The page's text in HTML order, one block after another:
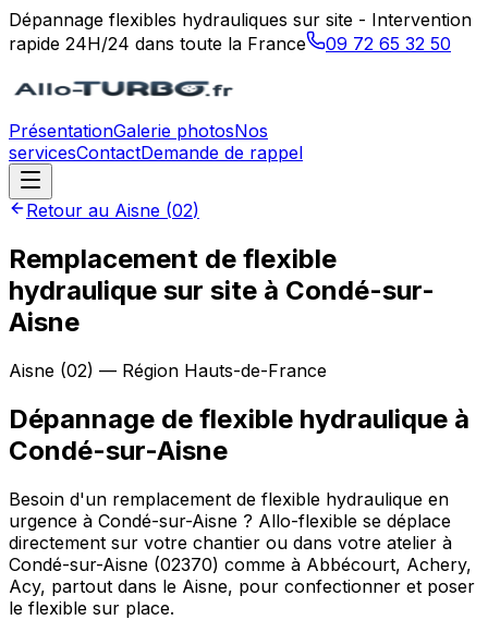
Dépannage flexibles hydrauliques sur site - Intervention
rapide 24H/24 dans toute la France
09 72 65 32 50
PrésentationGalerie photosNos
servicesContactDemande de rappel
Retour au Aisne (02)
Remplacement de flexible
hydraulique sur site à Condé-sur-
Aisne
Aisne (02) — Région Hauts-de-France
Dépannage de flexible hydraulique à
Condé-sur-Aisne
Besoin d'un remplacement de flexible hydraulique en
urgence à Condé-sur-Aisne ? Allo-flexible se déplace
directement sur votre chantier ou dans votre atelier à
Condé-sur-Aisne (02370) comme à Abbécourt, Achery,
Acy, partout dans le Aisne, pour confectionner et poser
le flexible sur place.